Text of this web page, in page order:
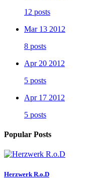
12 posts
Mar 13 2012
8 posts
Apr 20 2012
5 posts
Apr 17 2012
5 posts
Popular Posts
Herzwerk R.o.D